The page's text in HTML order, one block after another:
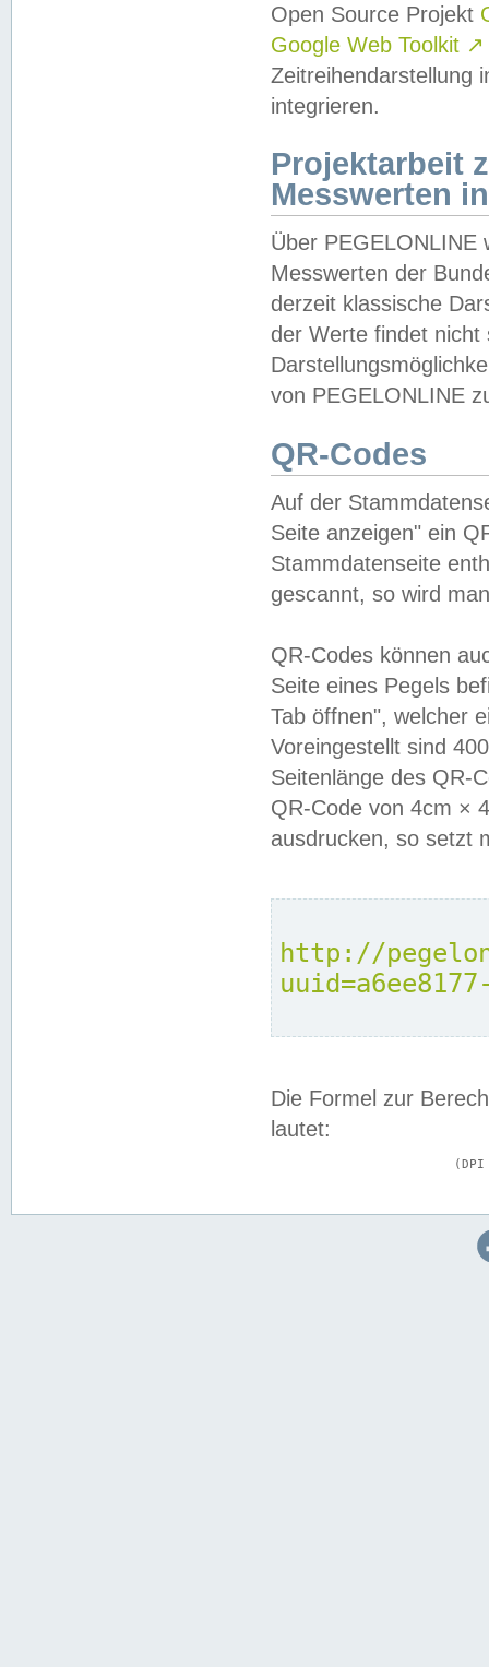
Open Source Projekt
Google Web Toolkit ↗
Zeitreihendarstellung
integrieren.
Projektarbeit
Messwerten
Über PEGELONLINE
Messwerten der
derzeit klassische
der Werte findet
von PEGELONLINE
QR-Codes
Auf der
Seite anzeigen" ein
Stammdatenseite
gescannt, so wird
QR-Codes können
Seite eines Pegels
Tab öffnen", welcher
Voreingestellt sind
Seitenlänge des QR-
QR-Code von 4cm ×
ausdrucken, so setzt
http://
Die Formel zur
lautet: